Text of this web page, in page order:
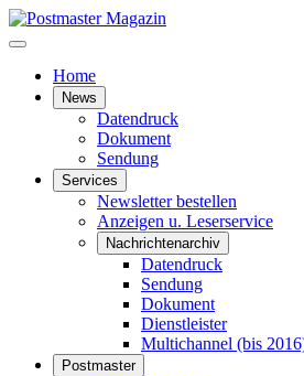
Home
News
Datendruck
Dokument
Sendung
Services
Newsletter bestellen
Anzeigen u. Leserservice
Nachrichtenarchiv
Datendruck
Sendung
Dokument
Dienstleister
Multichannel (bis
Postmaster